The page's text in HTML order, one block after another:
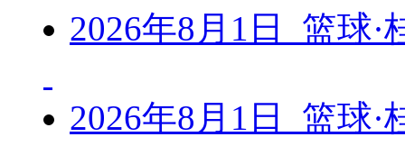
2026年8月1日 篮球
2026年8月1日 篮球